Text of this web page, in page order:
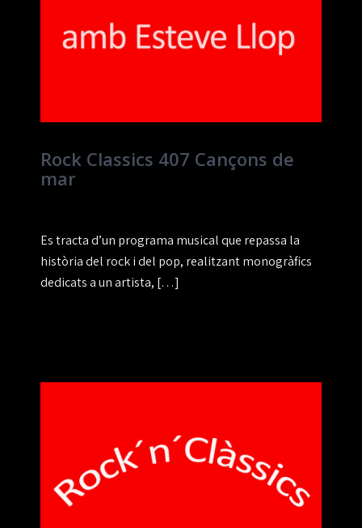
Rock Classics 407 Cançons de
mar
Es tracta d’un programa musical que repassa la
història del rock i del pop, realitzant monogràfics
dedicats a un artista, […]